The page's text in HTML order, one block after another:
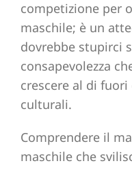
competizione per
maschile; è un
dovrebbe stupirci
consapevolezza
crescere al di
culturali.
Comprendere il
maschile che